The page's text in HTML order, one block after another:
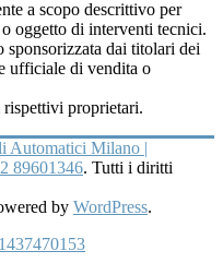
a scopo descrittivo per
oggetto di interventi tecnici.
sponsorizzata dai titolari dei
ufficiale di vendita o
proprietari.
Automatici Milano |
89601346. Tutti i diritti
by WordPress.